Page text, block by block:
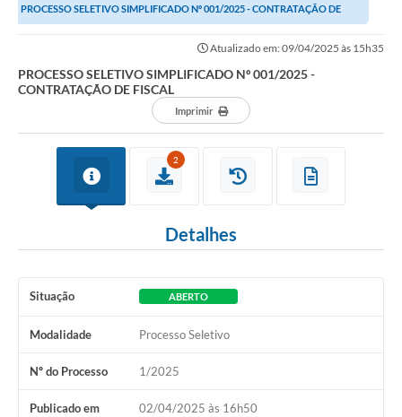
PROCESSO SELETIVO SIMPLIFICADO Nº 001/2025 - CONTRATAÇÃO DE
Atualizado em: 09/04/2025 às 15h35
PROCESSO SELETIVO SIMPLIFICADO Nº 001/2025 -
CONTRATAÇÃO DE FISCAL
Imprimir
2
Detalhes
Situação ABERTO
Modalidade Processo Seletivo
Nº do Processo 1/2025
Publicado em 02/04/2025 às 16h50